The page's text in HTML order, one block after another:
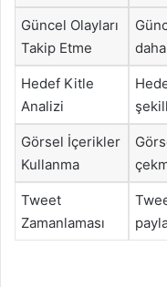
Güncel Olayları
Takip Etme
Hedef Kitle
Analizi
Görsel İçerikler
Kullanma
Tweet
Zamanlaması